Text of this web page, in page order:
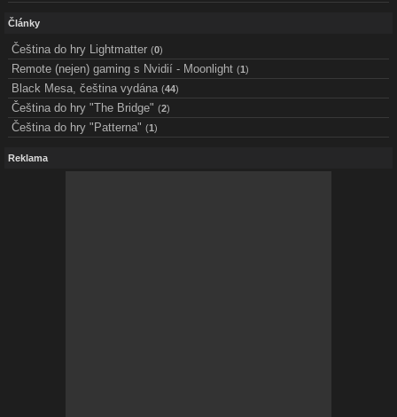
Články
Čeština do hry Lightmatter (0)
Remote (nejen) gaming s Nvidií - Moonlight (1)
Black Mesa, čeština vydána (44)
Čeština do hry "The Bridge" (2)
Čeština do hry "Patterna" (1)
Reklama